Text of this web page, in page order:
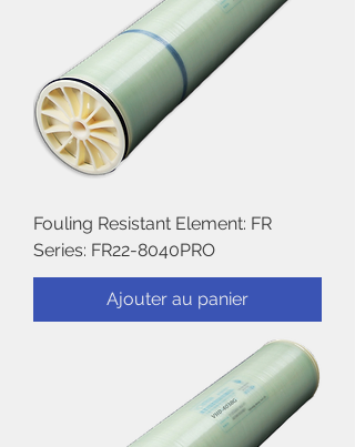
Fouling Resistant Element: FR
Series: FR22-8040PRO
Ajouter au panier